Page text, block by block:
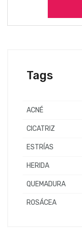
Tags
ACNÉ
CICATRIZ
ESTRÍAS
HERIDA
QUEMADURA
ROSÁCEA